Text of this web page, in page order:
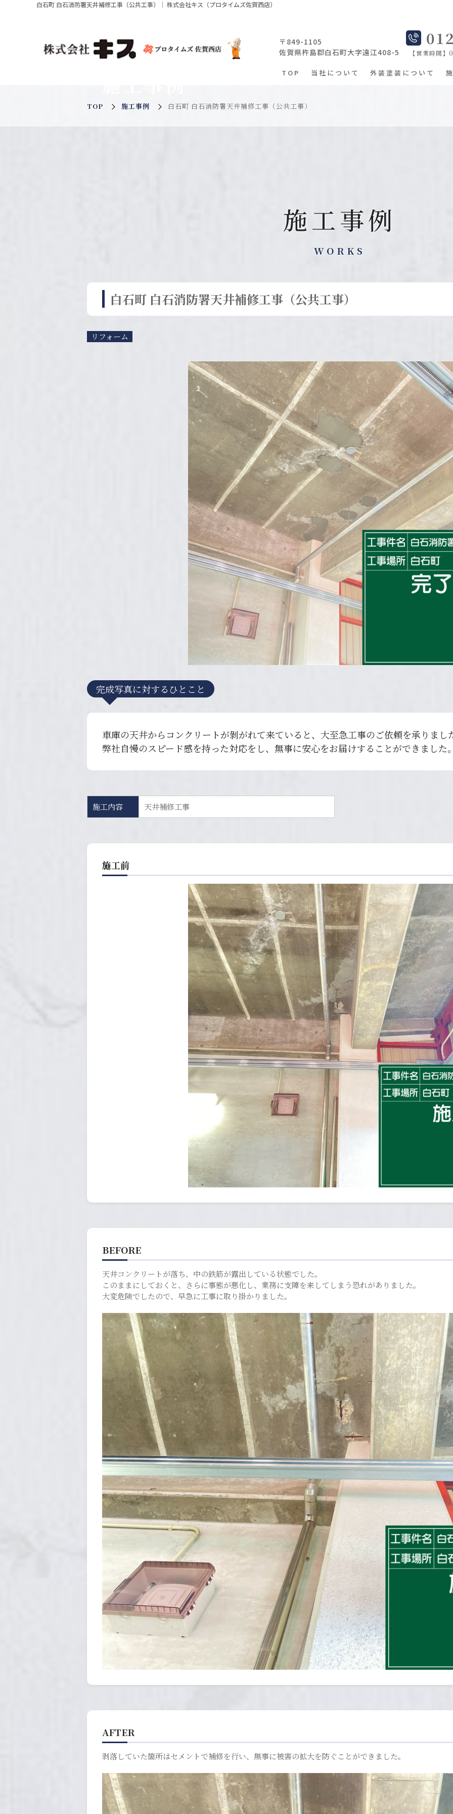
白石町 白石消防署天井補修工事（公共工事）｜ 株式会社キス（プロタイムズ佐賀西店）
〒849-1105
佐賀県杵島郡白石町大字遠江408-5
【営業時間
TOP 当社について 外装塗装について
TOP 施工事例 白石町 白石消防署天井補修工事（公共工事）
施工事例
WORKS
白石町 白石消防署天井補修工事（公共工事）
リフォーム
完成写真に対するひとこと
車庫の天井からコンクリートが剝がれて来ていると、大至急工事のご依頼を承りまし
弊社自慢のスピード感を持った対応をし、無事に安心をお届けすることができました
施工内容 天井補修工事
施工前
BEFORE
天井コンクリートが落ち、中の鉄筋が露出している状態でした。
このままにしておくと、さらに事態が悪化し、業務に支障を来してしまう恐れがありました。
大変危険でしたので、早急に工事に取り掛かりました。
AFTER
剥落していた箇所はセメントで補修を行い、無事に被害の拡大を防ぐことができました。